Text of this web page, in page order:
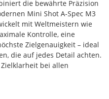
die bewährte Präzision
Mini Shot A-Spec M3
mit Weltmeistern wie
Kontrolle, eine
Zielgenauigkeit – ideal
die auf jedes Detail achten.
bei allen